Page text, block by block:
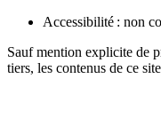
Accessibilité : non
Sauf mention explicite de
tiers, les contenus de ce